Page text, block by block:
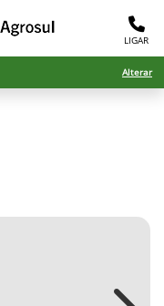
LIGAR
Alterar